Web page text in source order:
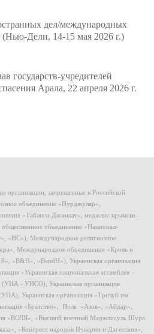
дел/международных
Дели, 14-15 мая 2026 г.)
государств-учредителей
Арала, 22 апреля 2026 г.
организации, запрещенные в Российской
объединение «Нурджулар»,
«Таблиги Джамаат», меджлис крымско-
объединение «Национал-
«НС»), Международное религиозное
Международное объединение «Кровь и
«B&H», «BandH»), Украинская организация
«Украинская национальная ассамблея –
(УНА - УНСО), Украинская организация
Украинская организация «Тризуб им.
«Братство», Полк «Азов», «Айдар»,
«ВОЛЯ», «Высший военный Маджлисуль Шура
«Конгресс народов Ичкерии и Дагестана»,